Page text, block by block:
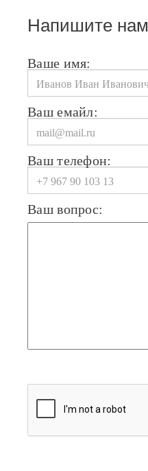
Напишите нам
Ваше имя:
Ваш емайл:
Ваш телефон:
Ваш вопрос: